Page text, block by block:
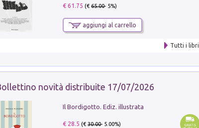
€ 61.75 (€65.00- 5%)
aggiungi al carrello
Tutti i libri
novità distribuite 17/07/2026
Il Bordigotto. Ediz. illustrata
€ 28.5 (€30.00- 5.00%)